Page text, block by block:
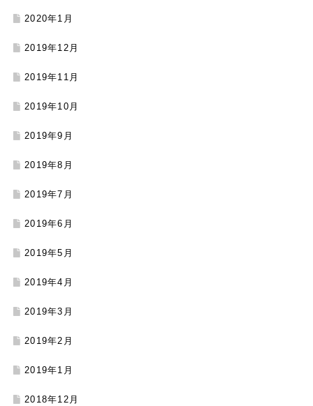
2020年1月
2019年12月
2019年11月
2019年10月
2019年9月
2019年8月
2019年7月
2019年6月
2019年5月
2019年4月
2019年3月
2019年2月
2019年1月
2018年12月